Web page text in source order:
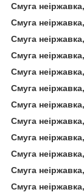
Смуга
Смуга
Смуга
Смуга
Смуга
Смуга
Смуга
Смуга
Смуга
Смуга
Смуга
Смуга